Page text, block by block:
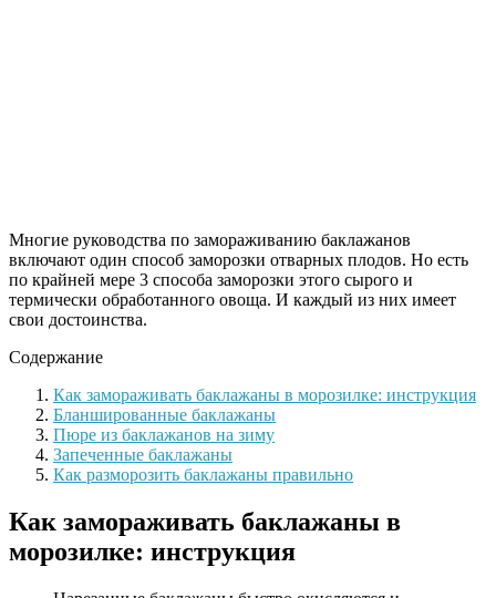
Многие руководства по замораживанию баклажанов
включают один способ заморозки отварных плодов. Но есть
по крайней мере 3 способа заморозки этого сырого и
термически обработанного овоща. И каждый из них имеет
свои достоинства.
Содержание
Как замораживать баклажаны в морозилке: инструкция
Бланшированные баклажаны
Пюре из баклажанов на зиму
Запеченные баклажаны
Как разморозить баклажаны правильно
Как замораживать баклажаны в
морозилке: инструкция